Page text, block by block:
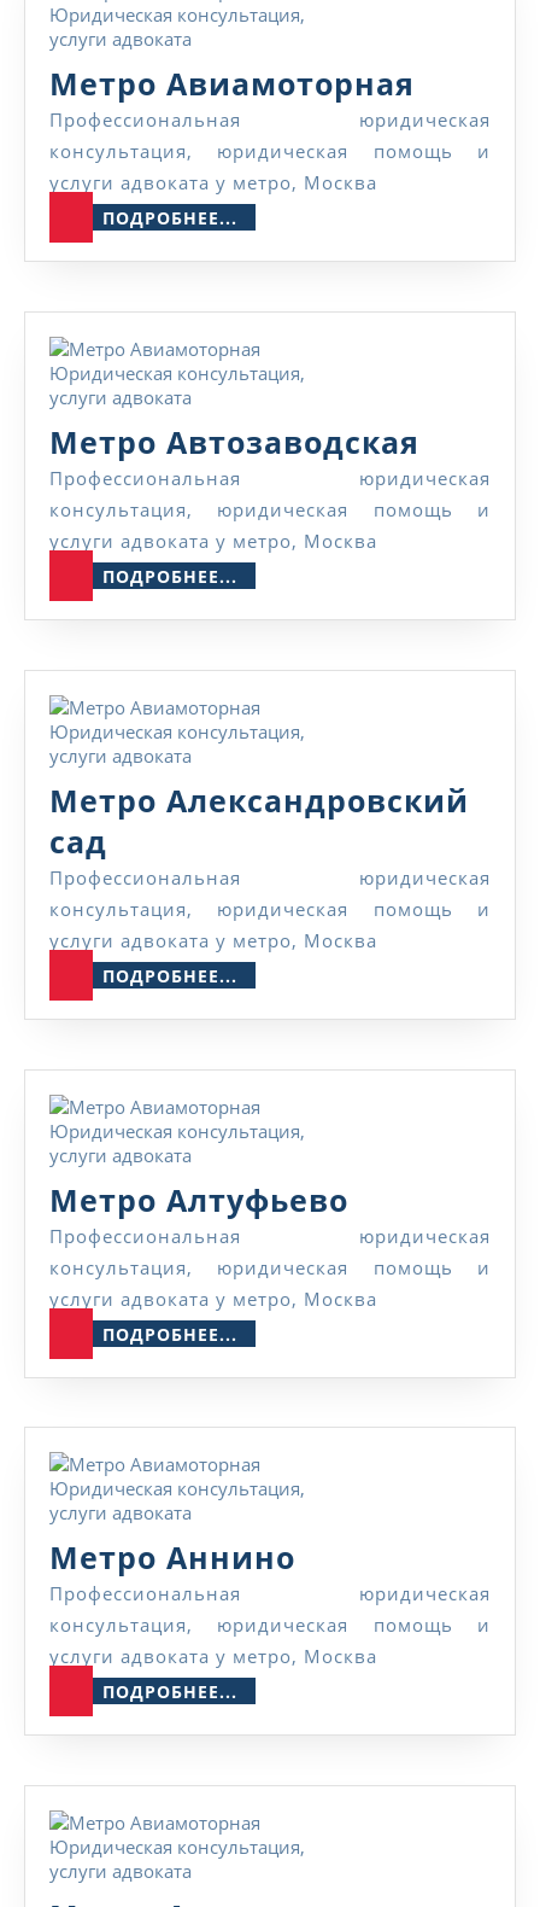
в
а
н
и
Метро Авиамоторная
Профессиональная юридическая
консультация, юридическая помощь и
услуги адвоката у метро, Москва
ПОДРОБНЕЕ...
Метро Автозаводская
Профессиональная юридическая
консультация, юридическая помощь и
услуги адвоката у метро, Москва
ПОДРОБНЕЕ...
Метро Александровский
сад
Александровский
сад
Профессиональная юридическая
консультация, юридическая помощь и
услуги адвоката у метро, Москва
ПОДРОБНЕЕ...
Метро Алтуфьево
Алтуфьево
Профессиональная юридическая
консультация, юридическая помощь и
услуги адвоката у метро, Москва
ПОДРОБНЕЕ...
Метро Аннино
Аннино
Профессиональная юридическая
консультация, юридическая помощь и
услуги адвоката у метро, Москва
ПОДРОБНЕЕ...